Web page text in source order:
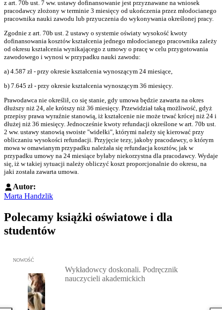
z art. 70b ust. 7 ww. ustawy dofinansowanie jest przyznawane na wniosek
pracodawcy złożony w terminie 3 miesięcy od ukończenia przez młodocianego
pracownika nauki zawodu lub przyuczenia do wykonywania określonej pracy.
Zgodnie z art. 70b ust. 2 ustawy o systemie oświaty wysokość kwoty
dofinansowania kosztów kształcenia jednego młodocianego pracownika zależy
od okresu kształcenia wynikającego z umowy o pracę w celu przygotowania
zawodowego i wynosi w przypadku nauki zawodu:
a) 4.587 zł - przy okresie kształcenia wynoszącym 24 miesiące,
b) 7.645 zł - przy okresie kształcenia wynoszącym 36 miesięcy.
Prawodawca nie określił, co się stanie, gdy umowa będzie zawarta na okres
dłuższy niż 24, ale krótszy niż 36 miesięcy. Przewidział taką możliwość, gdyż
przepisy prawa wyraźnie stanowią, iż kształcenie nie może trwać krócej niż 24 i
dłużej niż 36 miesięcy. Jednocześnie kwoty refundacji określone w art. 70b ust.
2 ww. ustawy stanowią swoiste "widełki", którymi należy się kierować przy
obliczaniu wysokości refundacji. Przyjęcie tezy, jakoby pracodawcy, o którym
mowa w omawianym przypadku należała się refundacja kosztów, jak w
przypadku umowy na 24 miesiące byłaby niekorzystna dla pracodawcy. Wydaje
się, iż w takiej sytuacji należy obliczyć koszt proporcjonalnie do okresu, na
jaki została zawarta umowa.
Autor:
Marta Handzlik
Polecamy książki oświatowe i dla
studentów
Przejdź do: Wykładowcy doskonali. Podręcznik nauczycieli
NOWOŚĆ
Wykładowcy doskonali. Podręcznik
nauczycieli akademickich